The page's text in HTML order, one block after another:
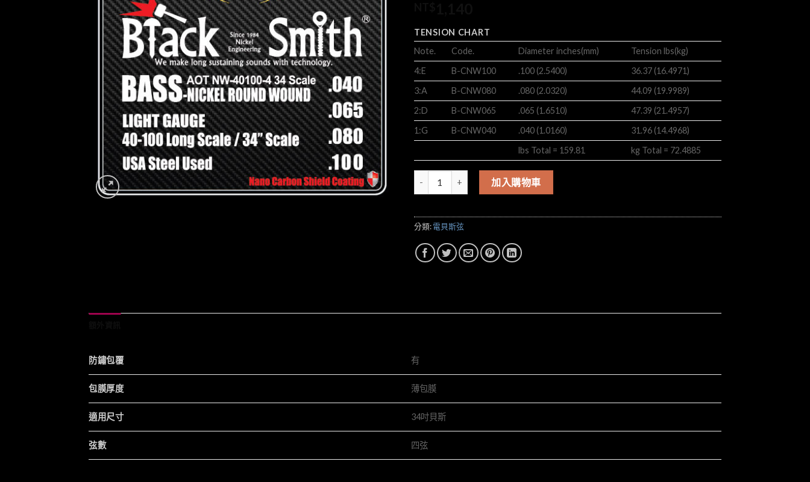
TENSION CHART
Note.
Code. Diameter inches(mm)
Tension lbs(kg)
4:E
B-CNW100 .100 (2.5400)
36.37 (16.4971)
3:A
B-CNW080 .080 (2.0320)
44.09 (19.9989)
2:D
B-CNW065 .065 (1.6510)
47.39 (21.4957)
1:G
B-CNW040 .040 (1.0160)
31.96 (14.4968)
lbs Total = 159.81
kg Total = 72.4885
韓國 BlackSmith ANW-40100-4-34 奈米碳纖維AOT薄包膜（40-100）34吋4弦貝斯弦 數量
加入購物車
分類:電貝斯弦
防鏽包覆 有
包膜厚度 薄包膜
適用尺寸 34吋貝斯
弦數 四弦